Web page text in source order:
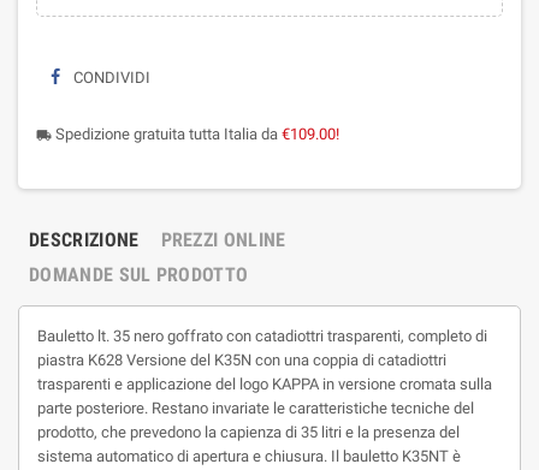
CONDIVIDI
local_shipping Spedizione gratuita tutta Italia da €109.00!
DESCRIZIONE
PREZZI ONLINE
DOMANDE SUL PRODOTTO
Bauletto lt. 35 nero goffrato con catadiottri trasparenti, completo di
piastra K628 Versione del K35N con una coppia di catadiottri
trasparenti e applicazione del logo KAPPA in versione cromata sulla
parte posteriore. Restano invariate le caratteristiche tecniche del
prodotto, che prevedono la capienza di 35 litri e la presenza del
sistema automatico di apertura e chiusura. Il bauletto K35NT è